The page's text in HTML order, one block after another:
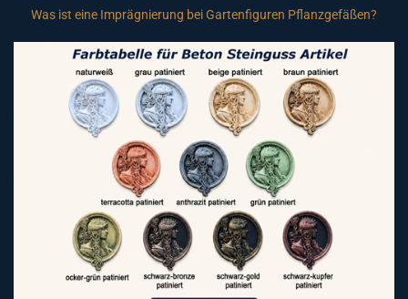
Was ist eine Imprägnierung bei Gartenfiguren Pflanzgefäßen?